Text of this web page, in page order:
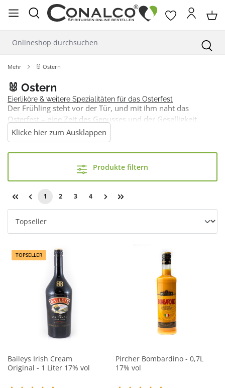
springen
Mehr 🐰 Ostern
🐰 Ostern
Eierliköre & weitere Spezialitäten für das Osterfest
Der Frühling steht vor der Tür, und mit ihm naht das
Osterfest – eine Zeit des Genusses und der Geselligkeit.
Unsere erlesene Auswahl an Spirituosen bietet die perfekte
Begleitung für Ihre Osterfeierlichkeiten. Von klassischen
Likören bis hin zu innovativen Kreationen ist für jeden
Geschmack etwas dabei.Hier finden Sie weitere Infos
Klicke hier zum Ausklappen
Produkte filtern
1 2 3 4
TOPSELLER
Baileys Irish Cream
Original - 1 Liter 17% vol
Pircher Bombardino - 0,7L
17% vol